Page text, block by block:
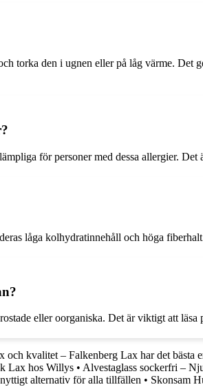
torka den i ugnen eller på låg värme.
för personer med dessa allergier.
låga kolhydratinnehåll och höga
eller oorganiska. Det är viktigt att
och kvalitet – Falkenberg Lax har det bästa
Lax hos Willys • Alvestaglass sockerfri –
alternativ för alla tillfällen • Skonsam